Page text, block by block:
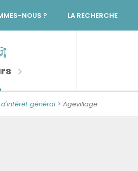
NOUS ? LA RECHERCHE
général > Agevillage